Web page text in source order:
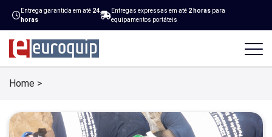
Entrega garantida em até 24
horas
Entregas expressas em até 2 horas para
equipamentos portáteis
Home >